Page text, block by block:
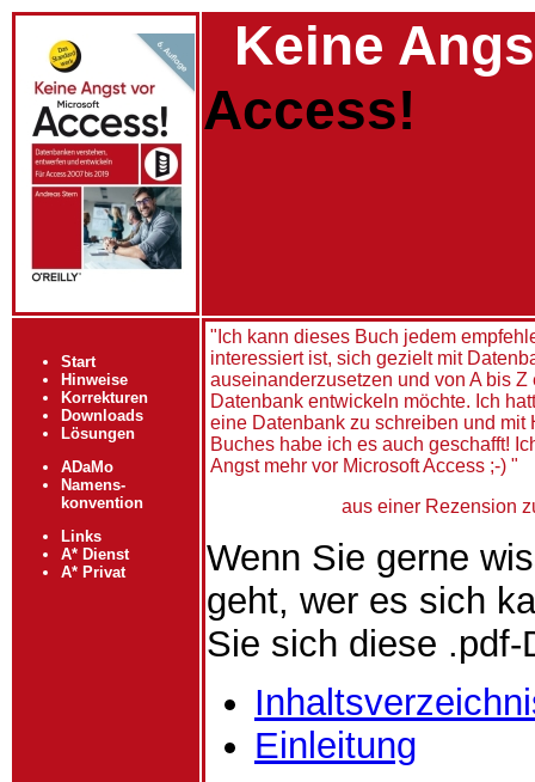
Keine
Access!
Start
Hinweise
Korrekturen
Downloads
Lösungen
ADaMo
Namens-
konvention
Links
A* Dienst
A* Privat
"Ich kann dieses Buch jedem
interessiert ist, sich gezielt mit
auseinanderzusetzen und von A bis Z
Datenbank entwickeln möchte. Ich
eine Datenbank zu schreiben und mit
Buches habe ich es auch geschafft!
Angst mehr vor Microsoft Access ;-) "
aus einer Rezension
Wenn Sie gerne
geht, wer es sich
Sie sich diese .pdf-
Einleitung